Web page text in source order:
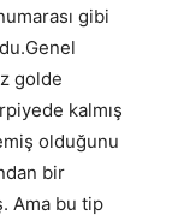
gibi
golde
kalmış
olduğunu
bir
Ama bu tip